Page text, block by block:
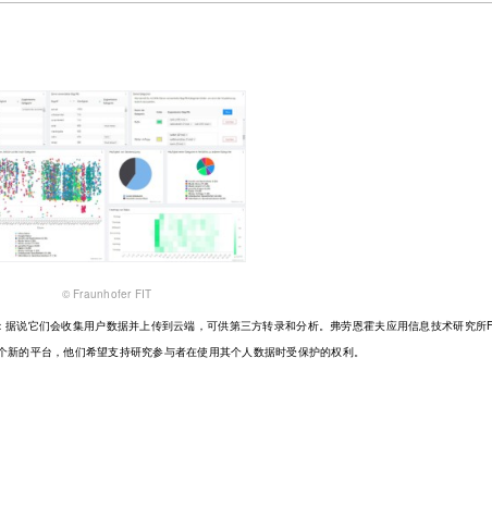
© Fraunhofer FIT
说它们会收集用户数据并上传到云端，可供第三方转录和分析。弗劳恩霍夫应用信息技术研究
的平台，他们希望支持研究参与者在使用其个人数据时受保护的权利。